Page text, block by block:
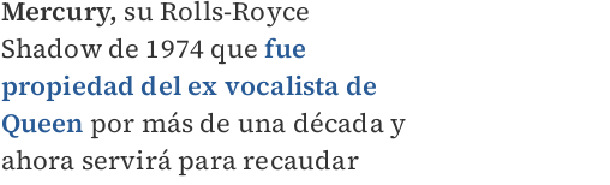
Mercury, su Rolls-Royce
Shadow de 1974 quefue
propiedad del ex vocalista de
Queen por más de una década y
ahora servirá para recaudar